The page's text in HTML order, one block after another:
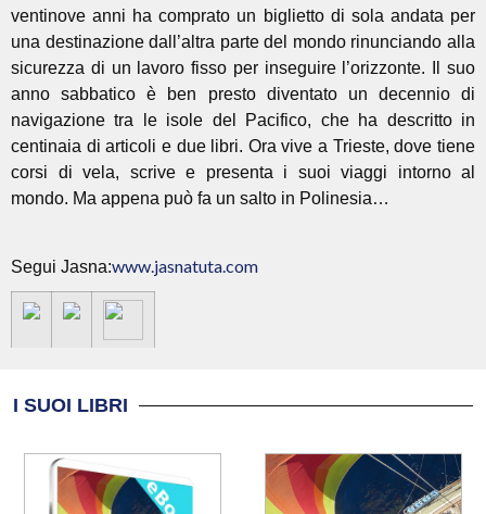
ventinove anni ha comprato un biglietto di sola andata per
una destinazione dall’altra parte del mondo rinunciando alla
sicurezza di un lavoro fisso per inseguire l’orizzonte. Il suo
anno sabbatico è ben presto diventato un decennio di
navigazione tra le isole del Pacifico, che ha descritto in
centinaia di articoli e due libri. Ora vive a Trieste, dove tiene
corsi di vela, scrive e presenta i suoi viaggi intorno al
mondo. Ma appena può fa un salto in Polinesia…
Segui Jasna:www.jasnatuta.com
I SUOI LIBRI